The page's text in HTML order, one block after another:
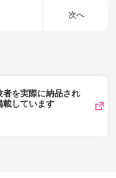
次へ
者を実際に納品され
載しています